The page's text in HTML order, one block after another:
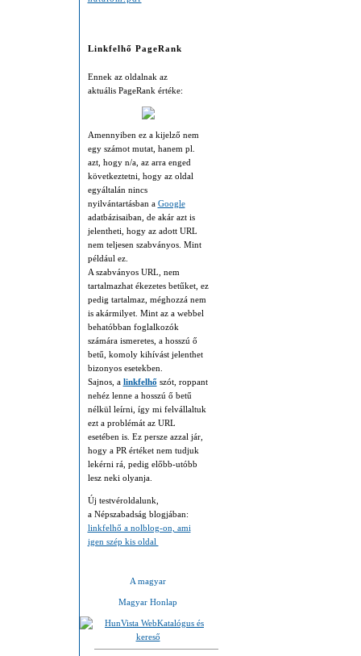
Linkfelhő PageRank
Ennek az oldalnak az
aktuális PageRank értéke:
Amennyiben ez a kijelző nem
egy számot mutat, hanem pl.
azt, hogy n/a, az arra enged
következtetni, hogy az oldal
egyáltalán nincs
nyilvántartásban a Google
adatbázisaiban, de akár azt is
jelentheti, hogy az adott URL
nem teljesen szabványos. Mint
például ez.
A szabványos URL, nem
tartalmazhat ékezetes betűket, ez
pedig tartalmaz, méghozzá nem
is akármilyet. Mint az a webbel
behatóbban foglalkozók
számára ismeretes, a hosszú ő
betű, komoly kihívást jelenthet
bizonyos esetekben.
Sajnos, a linkfelhő szót, roppant
nehéz lenne a hosszú ő betű
nélkül leírni, így mi felvállaltuk
ezt a problémát az URL
esetében is. Ez persze azzal jár,
hogy a PR értéket nem tudjuk
lekérni rá, pedig előbb-utóbb
lesz neki olyanja.
Új testvéroldalunk,
a Népszabadság blogjában:
linkfelhő a nolblog-on, ami
igen szép kis oldal